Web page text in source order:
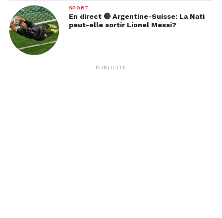
SPORT
En direct 🔴 Argentine-Suisse: La Nati
peut-elle sortir Lionel Messi?
PUBLICITÉ